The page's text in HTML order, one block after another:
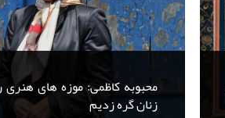
محبوبه کاظمی: موزه های هنری
زنان گره زدیم